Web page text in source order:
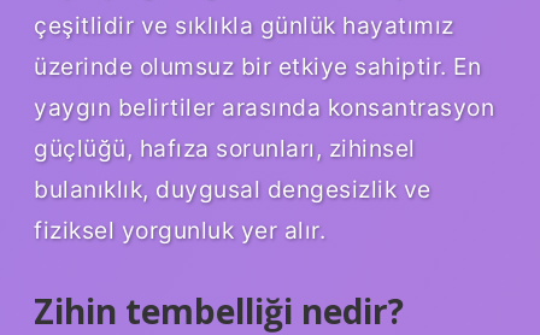
çeşitlidir ve sıklıkla günlük hayatımız
üzerinde olumsuz bir etkiye sahiptir. En
yaygın belirtiler arasında konsantrasyon
güçlüğü, hafıza sorunları, zihinsel
bulanıklık, duygusal dengesizlik ve
fiziksel yorgunluk yer alır.
Zihin tembelliği nedir?